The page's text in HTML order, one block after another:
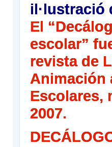
il·lustració
El
escolar”
revista de
Animación
Escolares,
2007.